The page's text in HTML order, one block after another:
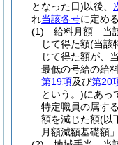
となった日)以後、
れ当該各号に定め
(1)
給料月額 当
じて得た額(当該
じて得た額が、
最低の号給の給
第19項及び第20
という。)にあっ
特定職員の属す
額を減じた額(以
月額減額基礎額